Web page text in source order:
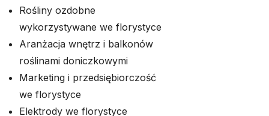
Rośliny ozdobne
wykorzystywane we florystyce
Aranżacja wnętrz i balkonów
roślinami doniczkowymi
Marketing i przedsiębiorczość
we florystyce
Elektrody we florystyce